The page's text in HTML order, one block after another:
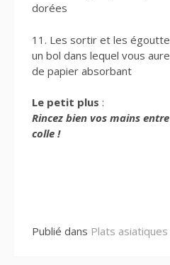
dorées
11. Les sortir et les
un bol dans lequel vous
de papier absorbant
Le petit plus :
Rincez bien vos mains
colle !
Publié dans Plats asiatiques